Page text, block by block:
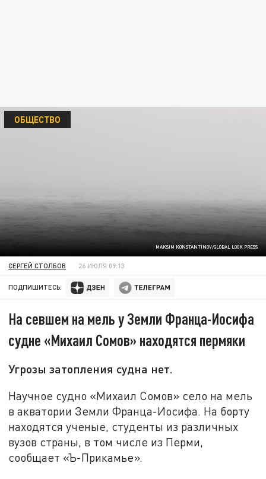
MAKSIM KONSTANTINOV/GLOBAL LOOK PRESS
ОБЩЕСТВО
СЕРГЕЙ СТОЛБОВ 26 ИЮЛЯ 09:13
ПОДПИШИТЕСЬ:
На севшем на мель у Земли Франца-Иосифа
судне «Михаил Сомов» находятся пермяки
Угрозы затопления судна нет.
Научное судно «Михаил Сомов» село на мель
в акватории Земли Франца-Иосифа. На борту
находятся ученые, студенты из различных
вузов страны, в том числе из Перми,
сообщает «Ъ-Прикамье».